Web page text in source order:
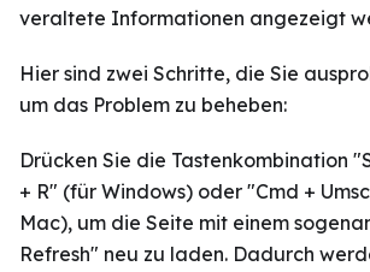
veraltete Informationen angezeigt
Hier sind zwei Schritte, die Sie
um das Problem zu beheben:
Drücken Sie die Tastenkombination
+ R" (für Windows) oder "Cmd +
Mac), um die Seite mit einem
Refresh" neu zu laden. Dadurch